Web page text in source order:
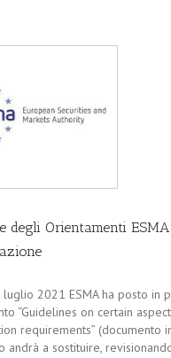
degli Orientamenti
2021 ESMA ha posto in
“Guidelines on certain
requirements” (documento
andrà a sostituire,